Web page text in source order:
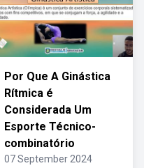
Por Que A Ginástica
Rítmica é
Considerada Um
Esporte Técnico-
combinatório
07 September 2024